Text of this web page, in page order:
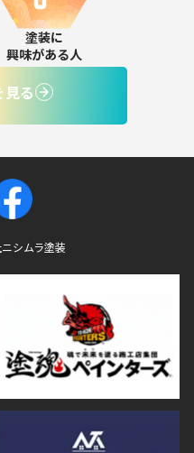
塗装に
興味がある人
る
シムラ塗装